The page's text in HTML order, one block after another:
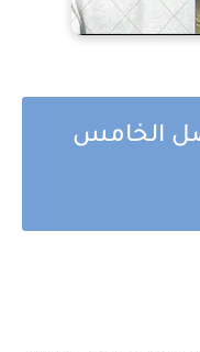
الخامس